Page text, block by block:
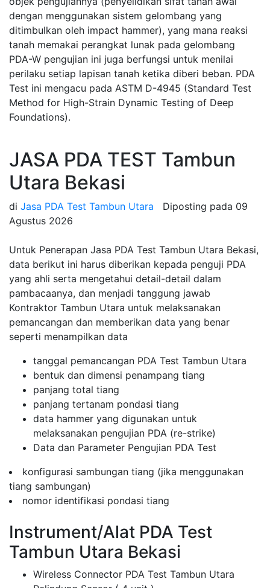
dengan menggunakan sistem gelombang yang
ditimbulkan oleh impact hammer), yang mana reaksi
tanah memakai perangkat lunak pada gelombang
PDA-W pengujian ini juga berfungsi untuk menilai
perilaku setiap lapisan tanah ketika diberi beban. PDA
Test ini mengacu pada ASTM D-4945 (Standard Test
Method for High-Strain Dynamic Testing of Deep
Foundations).
JASA PDA TEST Tambun
Utara Bekasi
di Jasa PDA Test Tambun Utara Diposting pada 09
Agustus 2026
Untuk Penerapan Jasa PDA Test Tambun Utara Bekasi,
data berikut ini harus diberikan kepada penguji PDA
yang ahli serta mengetahui detail-detail dalam
pambacaanya, dan menjadi tanggung jawab
Kontraktor Tambun Utara untuk melaksanakan
pemancangan dan memberikan data yang benar
seperti menampilkan data
tanggal pemancangan PDA Test Tambun Utara
bentuk dan dimensi penampang tiang
panjang total tiang
panjang tertanam pondasi tiang
data hammer yang digunakan untuk
melaksanakan pengujian PDA (re-strike)
Data dan Parameter Pengujian PDA Test
konfigurasi sambungan tiang (jika menggunakan
tiang sambungan)
nomor identifikasi pondasi tiang
Instrument/Alat PDA Test
Tambun Utara Bekasi
Wireless Connector PDA Test Tambun Utara